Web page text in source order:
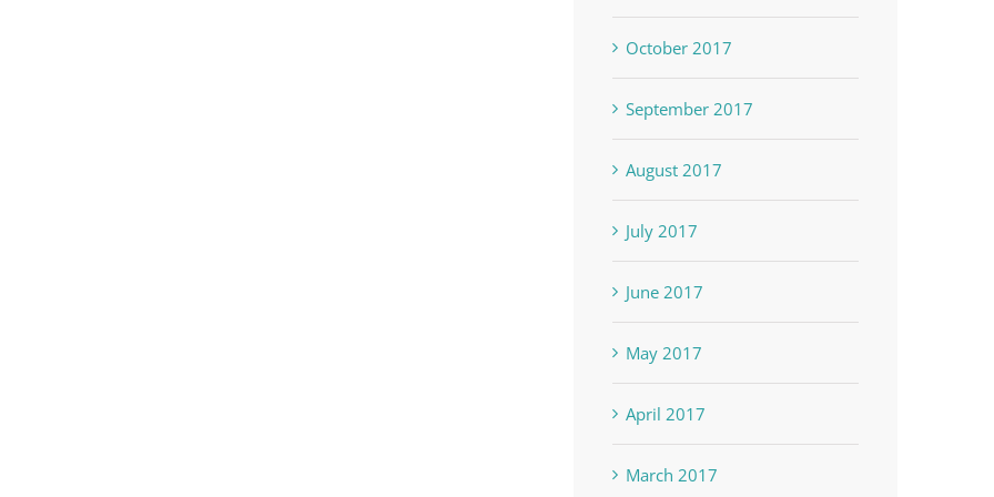
October 2017
September 2017
August 2017
July 2017
June 2017
May 2017
April 2017
March 2017